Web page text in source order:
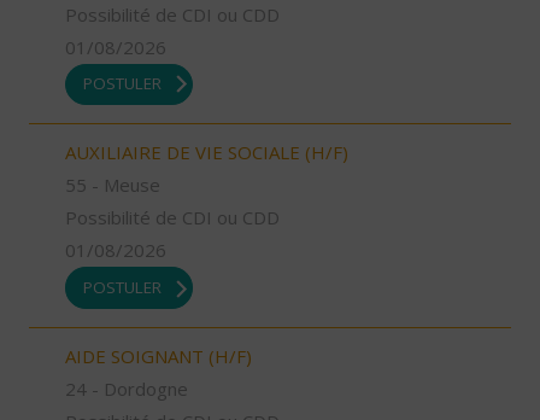
Possibilité de CDI ou CDD
01/08/2026
POSTULER
AUXILIAIRE DE VIE SOCIALE (H/F)
55 - Meuse
Possibilité de CDI ou CDD
01/08/2026
POSTULER
AIDE SOIGNANT (H/F)
24 - Dordogne